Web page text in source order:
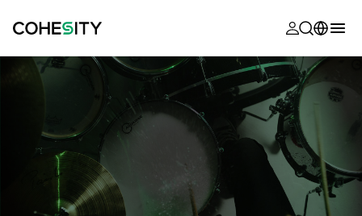
MyCohesity
opens in a
Helios
opens in a
Alta
opens in a
지원
opens in a
제품 설명서
opens in a
opens in a
opens in a
opens in a
한국어
English (U.S.)
Deutsch (Germany)
Français (France)
日本語 (Japan)